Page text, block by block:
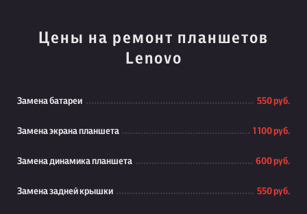
Цены на ремонт планшетов
Lenovo
Замена батареи 550 руб.
Замена экрана планшета 1 100 руб.
Замена динамика планшета 600 руб.
Замена задней крышки 550 руб.